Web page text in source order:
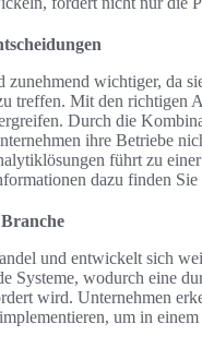
wichtiger, da
treffen. Mit den richtigen
Durch die
ihre Betriebe
führt zu
dazu finden Sie
und entwickelt sich
Systeme, wodurch eine
wird. Unternehmen
um in